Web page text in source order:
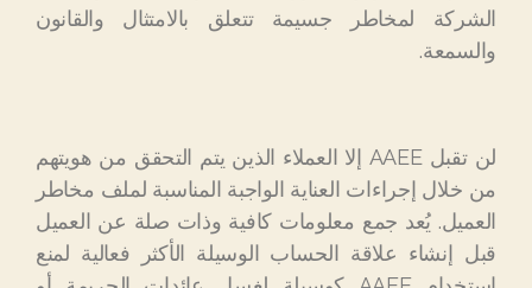
الشركة لمخاطر جسيمة تتعلق بالامتثال والقانون
والسمعة.
لن تقبل AAEE إلا العملاء الذين يتم التحقق من هويتهم
من خلال إجراءات العناية الواجبة المناسبة لملف مخاطر
العميل. يُعد جمع معلومات كافية وذات صلة عن العميل
قبل إنشاء علاقة الحساب الوسيلة الأكثر فعالية لمنع